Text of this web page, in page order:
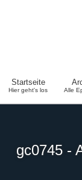
Startseite
Hier geht's los Alle
gc0745 -